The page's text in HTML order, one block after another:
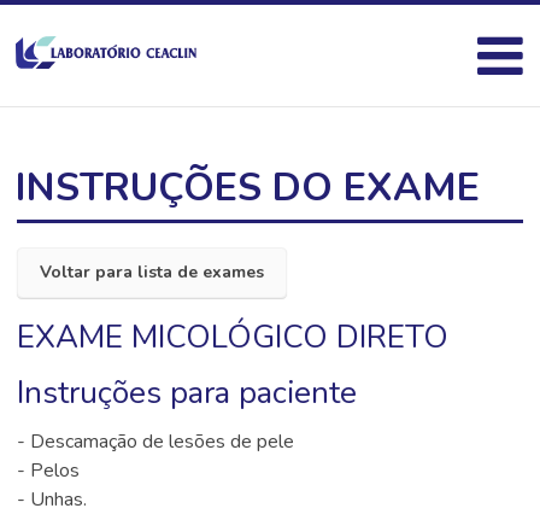
INSTRUÇÕES DO EXAME
Voltar para lista de exames
EXAME MICOLÓGICO DIRETO
Instruções para paciente
- Descamação de lesões de pele
- Pelos
- Unhas.